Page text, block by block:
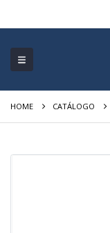
HOME CATÁLOGO